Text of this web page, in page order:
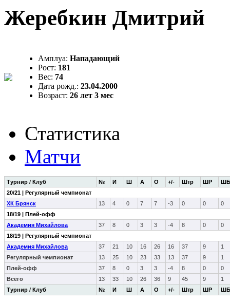
Жеребкин Дмитрий
Амплуа: Нападающий
Рост: 181
Вес: 74
Дата рожд.: 23.04.2000
Возраст: 26 лет 3 мес
Статистика
Матчи
Турнир / Клуб № И Ш А О +/- Штр ШР ШБ
Турнир / Клуб № И Ш А О +/- Штр ШР ШБ
20/21 | Регулярный чемпионат
ХК Брянск
13 4 0 7 7 -3 0 0
0
18/19 | Плей-офф
Академия Михайлова
37 8 0 3 3 -4 8 0
0
18/19 | Регулярный чемпионат
Академия Михайлова
37 21 10 16 26 16 37 9
1
Регулярный чемпионат
13 25 10 23 33 13 37 9
1
Плей-офф
37 8 0 3 3 -4 8 0
0
Всего
13 33 10 26 36 9 45 9 1